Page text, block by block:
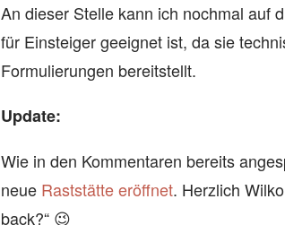
An dieser Stelle kann ich nochmal auf
für Einsteiger geeignet ist, da sie
Formulierungen bereitstellt.
Update:
Wie in den Kommentaren bereits
neue Raststätte eröffnet. Herzlich
back?“ 😉